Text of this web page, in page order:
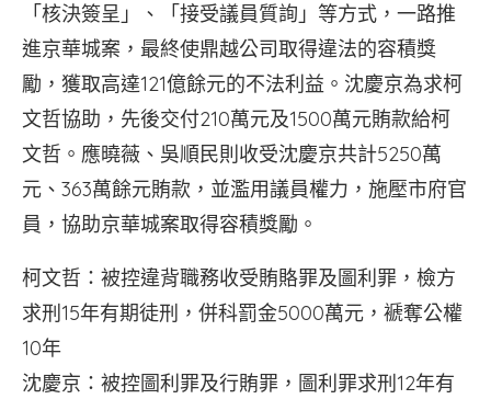
「核決簽呈」、「接受議員質詢」等方式，一路推
進京華城案，最終使鼎越公司取得違法的容積獎
勵，獲取高達121億餘元的不法利益。沈慶京為求柯
文哲協助，先後交付210萬元及1500萬元賄款給柯
文哲。應曉薇、吳順民則收受沈慶京共計5250萬
元、363萬餘元賄款，並濫用議員權力，施壓市府官
員，協助京華城案取得容積獎勵。
柯文哲：被控違背職務收受賄賂罪及圖利罪，檢方
求刑15年有期徒刑，併科罰金5000萬元，褫奪公權
10年
沈慶京：被控圖利罪及行賄罪，圖利罪求刑12年有